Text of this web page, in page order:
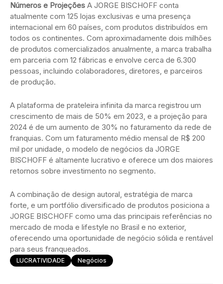
Números e Projeções A JORGE BISCHOFF conta
atualmente com 125 lojas exclusivas e uma presença
internacional em 60 países, com produtos distribuídos em
todos os continentes. Com aproximadamente dois milhões
de produtos comercializados anualmente, a marca trabalha
em parceria com 12 fábricas e envolve cerca de 6.300
pessoas, incluindo colaboradores, diretores, e parceiros
de produção.
A plataforma de prateleira infinita da marca registrou um
crescimento de mais de 50% em 2023, e a projeção para
2024 é de um aumento de 30% no faturamento da rede de
franquias. Com um faturamento médio mensal de R$ 200
mil por unidade, o modelo de negócios da JORGE
BISCHOFF é altamente lucrativo e oferece um dos maiores
retornos sobre investimento no segmento.
A combinação de design autoral, estratégia de marca
forte, e um portfólio diversificado de produtos posiciona a
JORGE BISCHOFF como uma das principais referências no
mercado de moda e lifestyle no Brasil e no exterior,
oferecendo uma oportunidade de negócio sólida e rentável
para seus franqueados.
LUCRATIVIDADE Negócios